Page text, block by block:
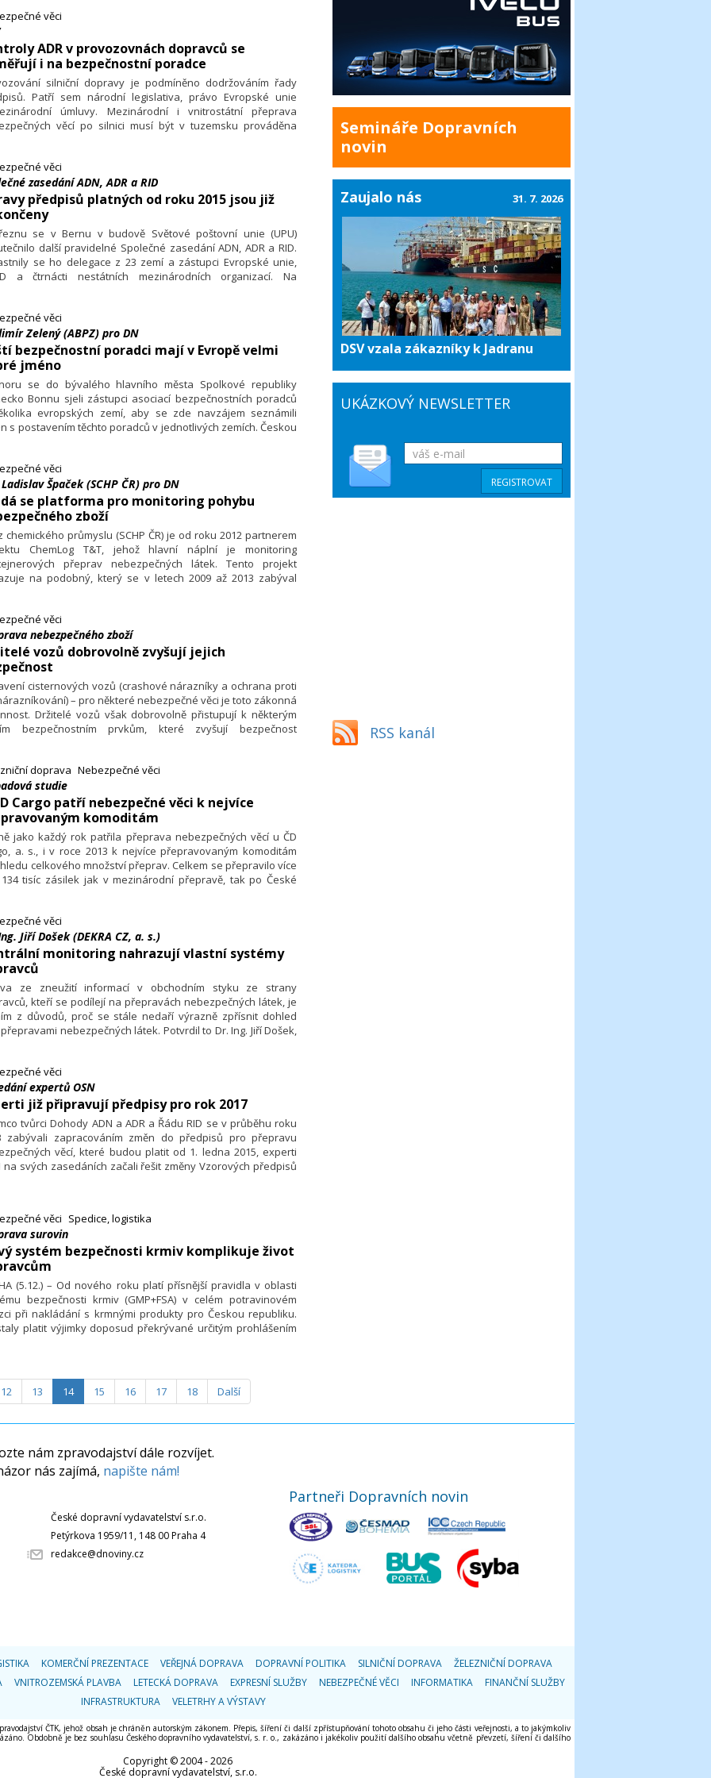
věci
ADR v provozovnách dopravců se
i na bezpečnostní poradce
silniční dopravy je podmíněno dodržováním řady
Patří sem národní legislativa, právo Evropské unie
úmluvy. Mezinárodní i vnitrostátní přeprava
věcí po silnici musí být v tuzemsku prováděna
přepravou je kontrolováno při silničních kontrolách a
dohlídek v provozovnách.
věci
zasedání ADN, ADR a RID
předpisů platných od roku 2015 jsou již
se v Bernu v budově Světové poštovní unie (UPU)
další pravidelné Společné zasedání ADN, ADR a RID.
se ho delegace z 23 zemí a zástupci Evropské unie,
a čtrnácti nestátních mezinárodních organizací. Na
věci
Zelený (ABPZ) pro DN
bezpečnostní poradci mají v Evropě velmi
jméno
se do bývalého hlavního města Spolkové republiky
Bonnu sjeli zástupci asociací bezpečnostních poradců
evropských zemí, aby se zde navzájem seznámili
s postavením těchto poradců v jednotlivých zemích. Českou
nejen na to, o čem se jednalo v Bonnu, ale zejména na
v oblasti dohledu na přepravu nebezpečného zboží.
věci
Špaček (SCHP ČR) pro DN
se platforma pro monitoring pohybu
zboží
chemického průmyslu (SCHP ČR) je od roku 2012 partnerem
ChemLog T&T, jehož hlavní náplní je monitoring
přeprav nebezpečných látek. Tento projekt
na podobný, který se v letech 2009 až 2013 zabýval
slibují, jsme se zeptali Ing. Ladislava Špačka, CSc.,
pro zdraví, bezpečnost a životní prostředí Svazu
průmyslu ČR.
věci
nebezpečného zboží
vozů dobrovolně zvyšují jejich
cisternových vozů (crashové nárazníky a ochrana proti
– pro některé nebezpečné věci je toto zákonná
Držitelé vozů však dobrovolně přistupují k některým
bezpečnostním prvkům, které zvyšují bezpečnost
doprava Nebezpečné věci
studie
Cargo patří nebezpečné věci k nejvíce
komoditám
jako každý rok patřila přeprava nebezpečných věcí u ČD
a. s., i v roce 2013 k nejvíce přepravovaným komoditám
celkového množství přeprav. Celkem se přepravilo více
tisíc zásilek jak v mezinárodní přepravě, tak po České
nebezpečné věci patřily hořlavé kapaliny
a žíravé látky (16 procent).
věci
Jiří Došek (DEKRA CZ, a. s.)
monitoring nahrazují vlastní systémy
ze zneužití informací v obchodním styku ze strany
kteří se podílejí na přepravách nebezpečných látek, je
z důvodů, proč se stále nedaří výrazně zpřísnit dohled
nebezpečných látek. Potvrdil to Dr. Ing. Jiří Došek,
věci
expertů OSN
již připravují předpisy pro rok 2017
tvůrci Dohody ADN a ADR a Řádu RID se v průběhu roku
zabývali zapracováním změn do předpisů pro přepravu
věcí, které budou platit od 1. ledna 2015, experti
na svých zasedáních začali řešit změny Vzorových předpisů
věci Spedice, logistika
surovin
systém bezpečnosti krmiv komplikuje život
(5.12.) – Od nového roku platí přísnější pravidla v oblasti
bezpečnosti krmiv (GMP+FSA) v celém potravinovém
při nakládání s krmnými produkty pro Českou republiku.
platit výjimky doposud překrývané určitým prohlášením
první hříšníci mezi spedičními firmami. Dopravci
kvůli absenci certifikace této normy nakládat či vykládat
12 13 14 15 16 17 18 Další
Semináře Dopravních
novin
Zaujalo nás
DSV vzala zákazníky k Jadranu
31. 7. 2026
UKÁZKOVÝ NEWSLETTER
RSS kanál
nám zpravodajství dále rozvíjet.
nás zajímá, napište nám!
České dopravní vydavatelství s.r.o.
Petýrkova 1959/11, 148 00 Praha 4
redakce@dnoviny.cz
Partneři Dopravních novin
KOMERČNÍ PREZENTACE VEŘEJNÁ DOPRAVA DOPRAVNÍ POLITIKA SILNIČNÍ DOPRAVA
ŽELEZNIČNÍ DOPRAVA
VNITROZEMSKÁ PLAVBA LETECKÁ DOPRAVA EXPRESNÍ SLUŽBY NEBEZPEČNÉ VĚCI INFORMATIKA
FINANČNÍ SLUŽBY
INFRASTRUKTURA
VELETRHY A VÝSTAVY
ČTK, jehož obsah je chráněn autorským zákonem. Přepis, šíření či další zpřístupňování tohoto obsahu či jeho části veřejnosti, a to jakýmkoliv
Obdobně je bez souhlasu Českého dopravního vydavatelství, s. r. o., zakázáno i jakékoliv použití dalšího obsahu včetně převzetí, šíření či dalšího
Copyright © 2004 - 2026
České dopravní vydavatelství, s.r.o.